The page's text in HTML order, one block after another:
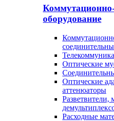
оборудование
Оптические
Оптические
аттенюаторы
Разветвители,
Расходные